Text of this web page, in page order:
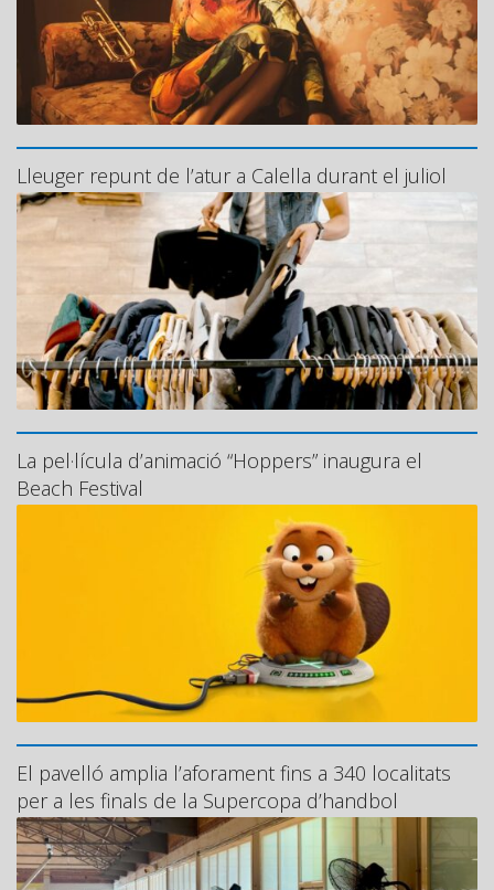
Lleuger repunt de l’atur a Calella durant el juliol
La pel·lícula d’animació “Hoppers” inaugura el
Beach Festival
El pavelló amplia l’aforament fins a 340 localitats
per a les finals de la Supercopa d’handbol